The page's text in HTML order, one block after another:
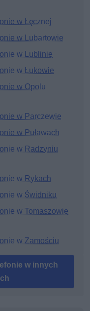
w Łęcznej
w Lubartowie
w Lublinie
w Łukowie
w Opolu
w Parczewie
w Puławach
w Radzyniu
w Rykach
w Świdniku
w Tomaszowie
w Zamościu
w innych